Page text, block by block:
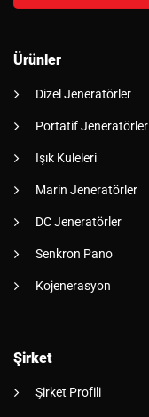
Ürünler
Dizel Jeneratörler
Portatif Jeneratörler
Işık Kuleleri
Marin Jeneratörler
DC Jeneratörler
Senkron Pano
Kojenerasyon
Şirket
Şirket Profili